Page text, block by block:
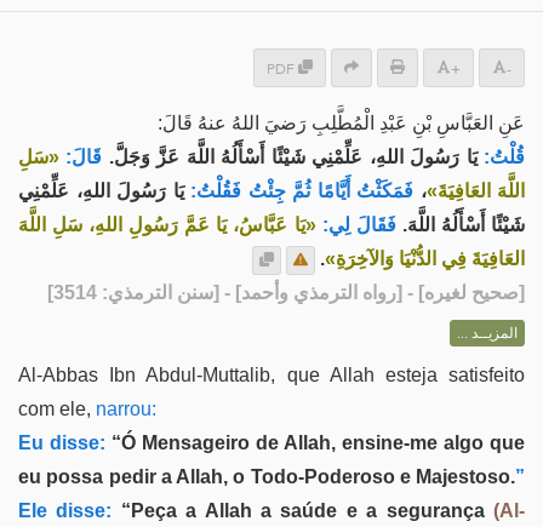
PDF + -
عَنِ العَبَّاسِ بْنِ عَبْدِ الْمُطَّلِبِ رَضيَ اللهُ عنهُ قَالَ:
قُلْتُ: يَا رَسُولَ اللهِ، عَلِّمْنِي شَيْئًا أَسْأَلُهُ اللَّهَ عَزَّ وَجَلَّ. قَالَ: «سَلِ
اللَّهَ العَافِيَةَ»، فَمَكَثْتُ أَيَّامًا ثُمَّ جِئْتُ فَقُلْتُ: يَا رَسُولَ اللهِ، عَلِّمْنِي
شَيْئًا أَسْأَلُهُ اللَّهَ. فَقَالَ لِي: «يَا عَبَّاسُ، يَا عَمَّ رَسُولِ اللهِ، سَلِ اللَّهَ
العَافِيَةَ فِي الدُّنْيَا وَالآخِرَةِ».
[صحيح لغيره] - [رواه الترمذي وأحمد] - [سنن الترمذي: 3514]
المزيــد ...
Al-Abbas Ibn Abdul-Muttalib, que Allah esteja satisfeito
com ele, narrou:
Eu disse: “Ó Mensageiro de Allah, ensine-me algo que
eu possa pedir a Allah, o Todo-Poderoso e Majestoso.”
Ele disse: “Peça a Allah a saúde e a segurança(Al-